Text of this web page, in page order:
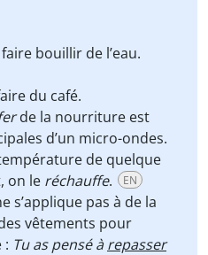
bouillir de l’eau.
du café.
de la nourriture est
d’un micro-ondes.
de quelque
on le réchauffe. EN
s’applique pas à de la
vêtements pour
: Tu as pensé àrepasser